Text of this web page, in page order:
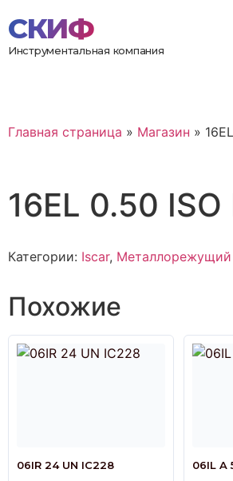
Инструментальная компания
Главная страница » Магазин »
16EL 0.50 ISO
Категории: Iscar, Металлорежущий
Похожие
06IR 24 UN IC228 06IL A